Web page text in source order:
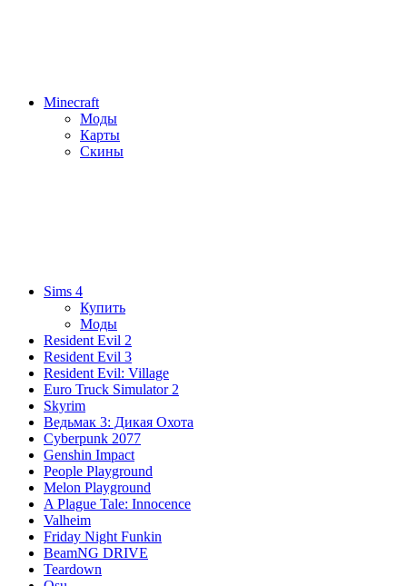
Minecraft
Моды
Карты
Скины
Sims 4
Купить
Моды
Resident Evil 2
Resident Evil 3
Resident Evil: Village
Euro Truck Simulator 2
Skyrim
Ведьмак 3: Дикая Охота
Cyberpunk 2077
Genshin Impact
People Playground
Melon Playground
A Plague Tale: Innocence
Valheim
Friday Night Funkin
BeamNG DRIVE
Teardown